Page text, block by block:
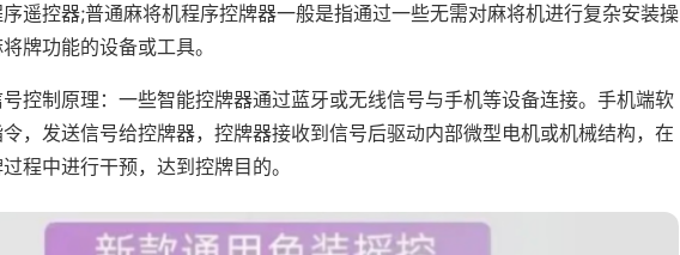
遥控器;普通麻将机程序控牌器一般是指通过一些无需对麻将机进行复杂安装操
牌功能的设备或工具。
控制原理：一些智能控牌器通过蓝牙或无线信号与手机等设备连接。手机端软
，发送信号给控牌器，控牌器接收到信号后驱动内部微型电机或机械结构，在
程中进行干预，达到控牌目的。